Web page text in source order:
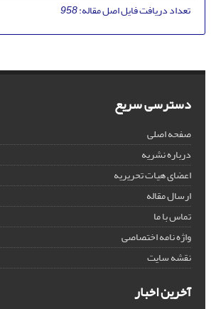
تعداد دریافت فایل اصل مقاله:958
دسترسی سریع
صفحه اصلی
درباره نشریه
اعضای هیات تحریریه
ارسال مقاله
تماس با ما
واژه نامه اختصاصی
نقشه سایت
آخرین اخبار